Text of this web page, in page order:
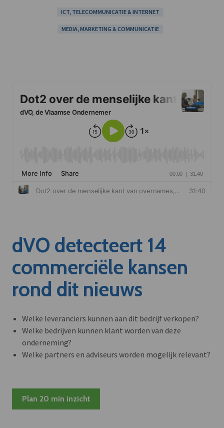
ICT, TELECOMMUNICATIE & INTERNET
MEDIA, MARKETING & COMMUNICATIE
dVO detecteert 14
commerciële kansen
rond dit nieuws
Welke leveranciers kunnen aan dit bedrijf verkopen?
Welke bedrijven kunnen klant worden van deze
onderneming?
Welke partners en adviseurs worden mogelijk relevant?
Plan 20 min inzicht